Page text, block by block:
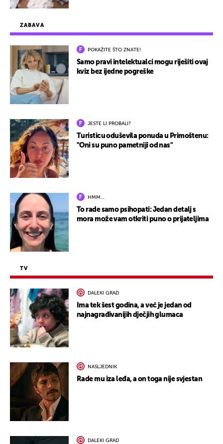
ZABAVA
POKAŽITE ŠTO ZNATE!
Samo pravi intelektualci mogu riješiti ovaj
kviz bez ijedne pogreške
JESTE LI PROBALI?
Turisticu oduševila ponuda u Primoštenu:
"Oni su puno pametniji od nas"
HMM…
To rade samo psihopati: Jedan detalj s
mora može vam otkriti puno o prijateljima
TV
DALEKI GRAD
Ima tek šest godina, a već je jedan od
najnagrađivanijih dječjih glumaca
NASLJEDNIK
Rade mu iza leđa, a on toga nije svjestan
DALEKI GRAD